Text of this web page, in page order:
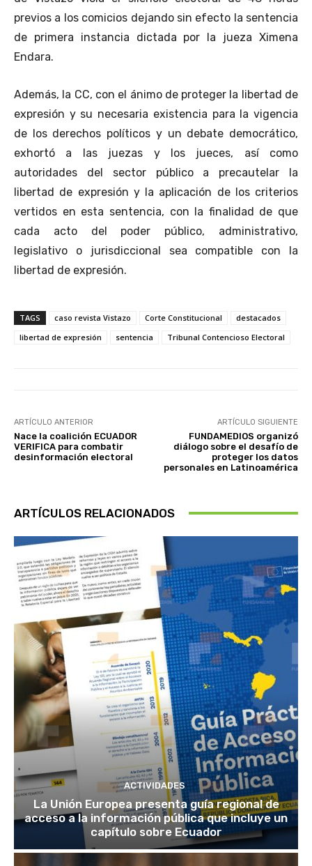
previos a los comicios dejando sin efecto la sentencia
de primera instancia dictada por la jueza Ximena
Endara.
Además, la CC, con el ánimo de proteger la libertad de
expresión y su necesaria existencia para la vigencia
de los derechos políticos y un debate democrático,
exhortó a las juezas y los jueces, así como
autoridades del sector público a precautelar la
libertad de expresión y la aplicación de los criterios
vertidos en esta sentencia, con la finalidad de que
cada acto del poder público, administrativo,
legislativo o jurisdiccional sea compatible con la
libertad de expresión.
TAGS caso revista Vistazo Corte Constitucional
destacados
libertad de expresión
sentencia Tribunal Contencioso Electoral
ARTÍCULO ANTERIOR
Nace la coalición ECUADOR
VERIFICA para combatir
desinformación electoral
ARTÍCULO SIGUIENTE
FUNDAMEDIOS organizó
diálogo sobre el desafío de
proteger los datos
personales en Latinoamérica
ARTÍCULOS RELACIONADOS
ACTIVIDADES
La Unión Europea presenta guía regional de
acceso a la información pública que incluye un
capítulo sobre Ecuador